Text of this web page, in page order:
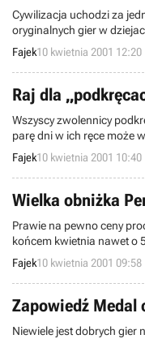
Cywilizacja uchodzi za
oryginalnych gier w
trudną, o czym niejeden z
wszystkim którzy grają w
który mamy nadzieję
Fajek10 kwietnia 2001 12:20
Raj dla
Wszyscy zwolennicy
parę dni w ich ręce może
Fajek10 kwietnia 2001 10:40
Wielka obniżka
Prawie na pewno ceny
końcem kwietnia nawet o
celu spopularyzowania
Fajek10 kwietnia 2001 09:58
Zapowiedź Medal
Niewiele jest dobrych gier